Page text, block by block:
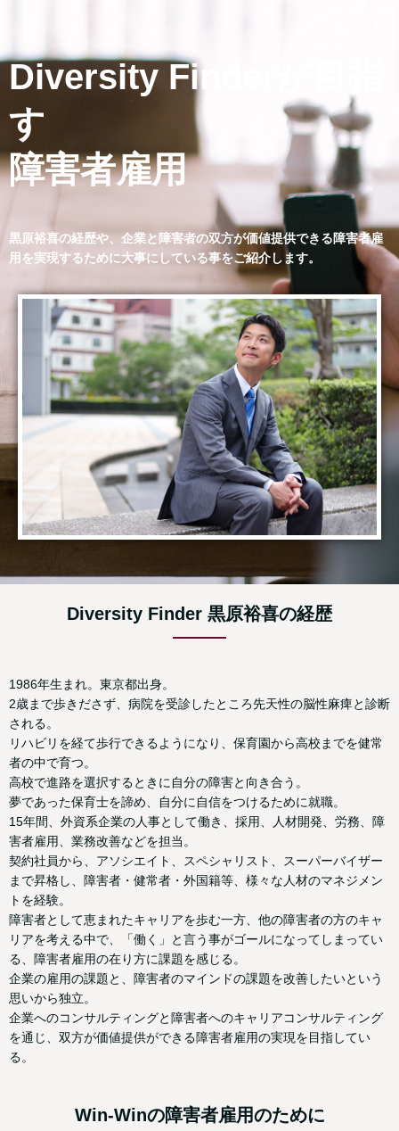
Diversity Finderが目指
す
障害者雇用
黒原裕喜の経歴や、企業と障害者の双方が価値提供できる障害者雇
用を実現するために大事にしている事をご紹介します。
Diversity Finder 黒原裕喜の経歴
1986年生まれ。東京都出身。
2歳まで歩きださず、病院を受診したところ先天性の脳性麻痺と診断
される。
リハビリを経て歩行できるようになり、保育園から高校までを健常
者の中で育つ。
高校で進路を選択するときに自分の障害と向き合う。
夢であった保育士を諦め、自分に自信をつけるために就職。
15年間、外資系企業の人事として働き、採用、人材開発、労務、障
害者雇用、業務改善などを担当。
契約社員から、アソシエイト、スペシャリスト、スーパーバイザー
まで昇格し、障害者・健常者・外国籍等、様々な人材のマネジメン
トを経験。
障害者として恵まれたキャリアを歩む一方、他の障害者の方のキャ
リアを考える中で、「働く」と言う事がゴールになってしまってい
る、障害者雇用の在り方に課題を感じる。
企業の雇用の課題と、障害者のマインドの課題を改善したいという
思いから独立。
企業へのコンサルティングと障害者へのキャリアコンサルティング
を通じ、双方が価値提供ができる障害者雇用の実現を目指してい
る。
Win-Winの障害者雇用のために